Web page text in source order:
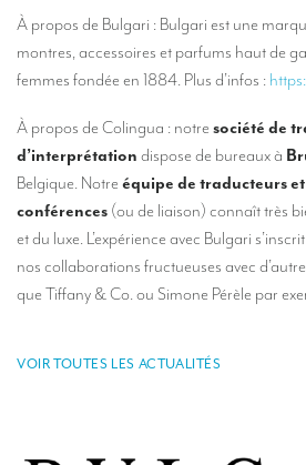
Des interprètes à Bruxelles
Des interprètes de conférences à Liège
Combien coûte un interprète ?
TRADUCTION
Des traducteurs pour des expositions internationales
Des traducteurs pour le secteur du tourisme
Des traducteurs pour le sport
Des traducteurs pour vos festivals et événements
Des traducteurs pour la gastronomie et l’oenologie
À propos de Bulgari : Bulgari est une
montres, accessoires et parfums haut de
femmes fondée en 1884. Plus d’infos :
À propos de Colingua : notre société de
d’interprétation dispose de bureaux à
Belgique. Notre équipe de traducteurs
conférences (ou de liaison) connaît très
et du luxe. L’expérience avec Bulgari
nos collaborations fructueuses avec
que Tiffany & Co. ou Simone Pérèle par
VOIR TOUTES LES ACTUALITÉS